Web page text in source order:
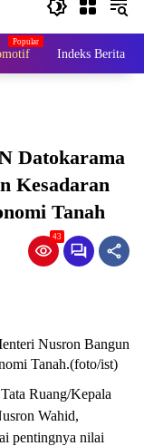
Indeks Berita
Datokarama
Kesadaran
Tanah
43
Nusron Bangun
Tanah.(foto/ist)
Ruang/Kepala
Wahid,
pentingnya nilai